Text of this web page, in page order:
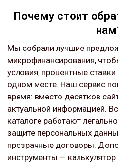
Почему стоит
Мы собрали лучшие
микрофинансирования,
условия, процентные
одном месте. Наш сервис
время: вместо десятков
актуальной информацией.
каталоге работают
защите персональных
прозрачные договоры.
инструменты —